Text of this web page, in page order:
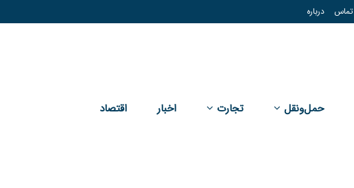
تماس درباره
حمل‌و‌نقل تجارت اخبار اقتصاد